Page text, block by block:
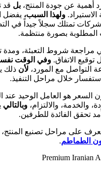
أهمية عن جودة المنتج، بل قد
ولهذا السبب، يفضل
شركات تمتلك سجلاً جيداً في
المطلوبة بصورة منتظمة.
مراجعة شروط التعبئة، ومدة
الاتفاق. وفي الوقت
التواصل مع المورد، لأن ذلك
خلال مراحل التنفيذ.
السعر هو العامل الوحيد عند
والخدمة، والالتزام، وبالتالي
تحقق الفائدة للطرفين.
على مراحل تصنيع
الطماطم.